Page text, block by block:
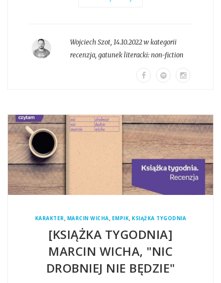
Wojciech Szot, 14.10.2022 w kategorii
recenzja, gatunek literacki:non-fiction
KARAKTER , MARCIN WICHA, EMPIK, KSIĄŻKA TYGODNIA
[KSIĄŻKA TYGODNIA]
MARCIN WICHA, "NIC
DROBNIEJ NIE BĘDZIE"